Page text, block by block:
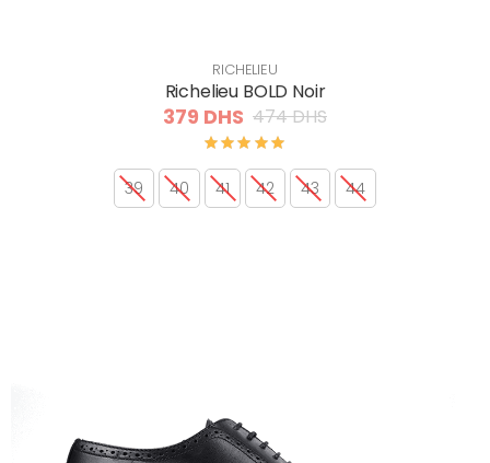
RICHELIEU
Richelieu BOLD Noir
379 DHS 474 DHS
39 40 41 42 43 44